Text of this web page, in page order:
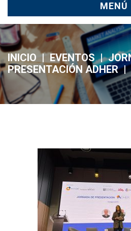
MENÚ
INICIO | EVENTOS |
PRESENTACIÓN ADHER |